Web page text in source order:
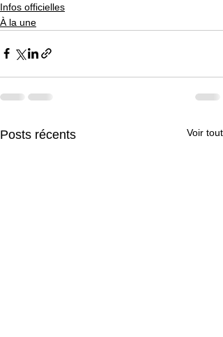
Infos officielles
À la une
Posts récents Voir tout